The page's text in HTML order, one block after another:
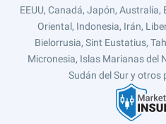
EEUU, Canadá, Japón,
Oriental, Indonesia, Irán,
Bielorrusia, Sint Eustatius,
Micronesia, Islas Marianas del
Sudán del Sur y otros